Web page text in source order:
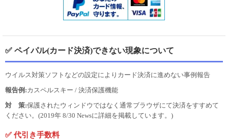
✅ ペイパル(カード決済)できない現象について
ウイルス対策ソフトなどの設定によりカード決済に進めない事例報告
報告例:カスペルスキー / 決済保護機能
対 策:保護されたウィンドウではなく通常ブラウザにて決済をすすめて
ください。(2019年 8/30 Newsに詳細を掲載しています。)
✅ 代引き手数料